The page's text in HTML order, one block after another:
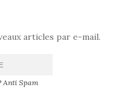
articles par e-mail.
Anti Spam